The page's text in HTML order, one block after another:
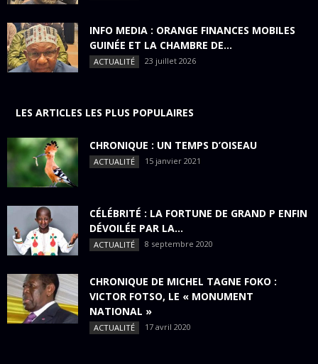
INFO MEDIA : ORANGE FINANCES MOBILES
GUINÉE ET LA CHAMBRE DE...
ACTUALITÉ 23 juillet 2026
LES ARTICLES LES PLUS POPULAIRES
CHRONIQUE : UN TEMPS D’OISEAU
ACTUALITÉ 15 janvier 2021
CÉLÉBRITÉ : LA FORTUNE DE GRAND P ENFIN
DÉVOILÉE PAR LA...
ACTUALITÉ 8 septembre 2020
CHRONIQUE DE MICHEL TAGNE FOKO :
VICTOR FOTSO, LE « MONUMENT
NATIONAL »
ACTUALITÉ 17 avril 2020